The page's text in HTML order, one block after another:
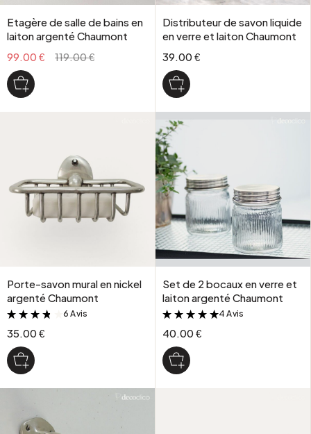
Etagère de salle de bains en
laiton argenté Chaumont
99.00 €
119.00 €
Distributeur de savon liquide
en verre et laiton Chaumont
39.00 €
Porte-savon mural en nickel
argenté Chaumont
&
6 Avis
35.00 €
Set de 2 bocaux en verre et
laiton argenté Chaumont
&
4 Avis
40.00 €